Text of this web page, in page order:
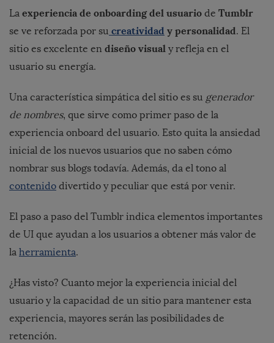
La experiencia de onboarding del usuario de Tumblr
se ve reforzada por su creatividad y personalidad. El
sitio es excelente en diseño visual y refleja en el
usuario su energía.
Una característica simpática del sitio es su generador
de nombres, que sirve como primer paso de la
experiencia onboard del usuario. Esto quita la ansiedad
inicial de los nuevos usuarios que no saben cómo
nombrar sus blogs todavía. Además, da el tono al
contenido divertido y peculiar que está por venir.
El paso a paso del Tumblr indica elementos importantes
de UI que ayudan a los usuarios a obtener más valor de
la herramienta.
¿Has visto? Cuanto mejor la experiencia inicial del
usuario y la capacidad de un sitio para mantener esta
experiencia, mayores serán las posibilidades de
retención.